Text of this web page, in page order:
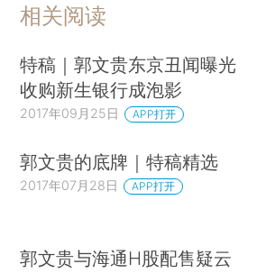
相关阅读
特稿｜郭文贵东京丑闻曝光
收购新生银行成泡影
2017年09月25日 APP打开
郭文贵的底牌｜特稿精选
2017年07月28日 APP打开
郭文贵与海通H股配售疑云